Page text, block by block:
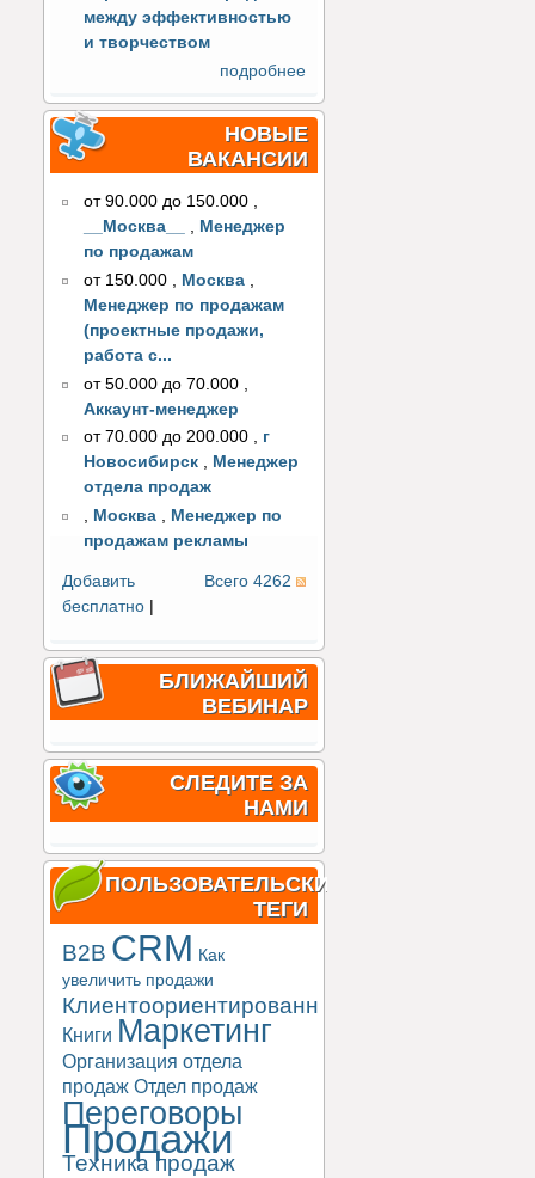
между эффективностью
и творчеством
подробнее
НОВЫЕ
ВАКАНСИИ
от 90.000 до 150.000 ,
__Москва__
, Менеджер
по продажам
от 150.000
Москва
Менеджер по продажам
(проектные продажи,
работа с...
от 50.000 до 70.000
Аккаунт-менеджер
от 70.000 до 200.000 , г
Новосибирск , Менеджер
отдела продаж
, Москва , Менеджер по
продажам рекламы
Всего 4262
Добавить
бесплатно
БЛИЖАЙШИЙ
ВЕБИНАР
СЛЕДИТЕ ЗА
НАМИ
ПОЛЬЗОВАТЕЛЬСКИЕ
ТЕГИ
B2B CRM Как
увеличить продажи
Клиентоориентированность
Книги Маркетинг
Организация отдела
продаж Отдел продаж
Переговоры
Продажи
Техника продаж